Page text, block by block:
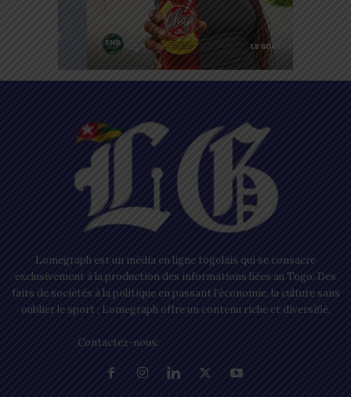
Lomegraph est un média en ligne togolais qui se consacre
exclusivement à la production des informations liées au Togo. Des
faits de sociétés à la politique en passant l’économie, la culture sans
oublier le sport ; Lomegraph offre un contenu riche et diversifié.
Contactez-nous: